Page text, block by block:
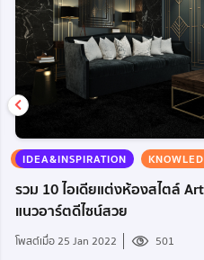
KNOWLEDGE
IDEA&INSPIRATION
รวม 10 ไอเดียแต่งห้องสไตล์
แนวอาร์ตดีไซน์สวย
โพสต์เมื่อ 25 Jan 2022 501